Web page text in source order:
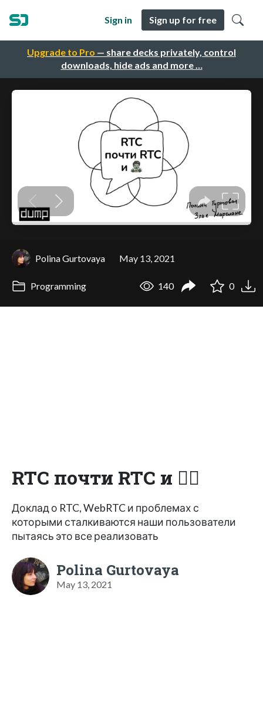
Upgrade to Pro — share decks privately, control
downloads, hide ads and more …
Sign in Sign up for free
Polina Gurtovaya May 13, 2021
Programming 140 0
RTC почти RTC и 🧟‍♂️
Доклад о RTC, WebRTC и проблемах с
которыми сталкиваются наши пользователи
пытаясь это все реализовать
Polina Gurtovaya
May 13, 2021